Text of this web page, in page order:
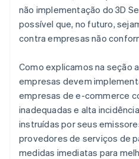
não implementação do 3D
possível que, no futuro,
contra empresas não
Como explicamos na seção
empresas devem
empresas de e-commerce
inadequadas e alta
instruídas por seus
provedores de serviços de
medidas imediatas para